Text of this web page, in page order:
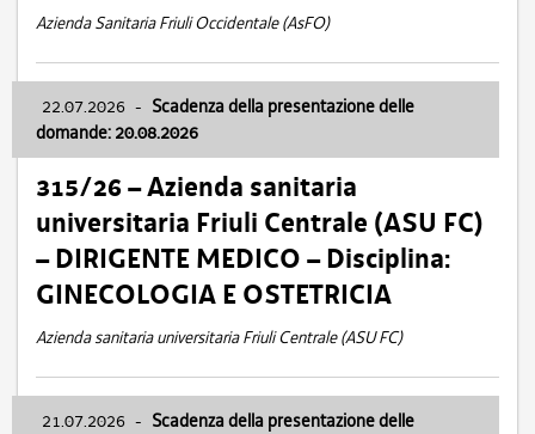
Azienda Sanitaria Friuli Occidentale (AsFO)
22.07.2026 - Scadenza della presentazione delle
domande: 20.08.2026
315/26 – Azienda sanitaria
universitaria Friuli Centrale (ASU FC)
– DIRIGENTE MEDICO – Disciplina:
GINECOLOGIA E OSTETRICIA
Azienda sanitaria universitaria Friuli Centrale (ASU FC)
21.07.2026 - Scadenza della presentazione delle